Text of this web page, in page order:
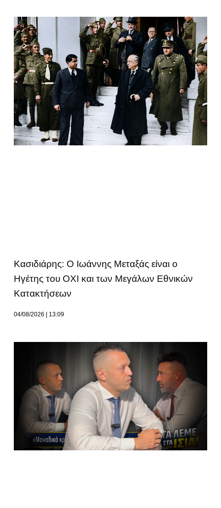
Κασιδιάρης: Ο Ιωάννης Μεταξάς είναι ο
Ηγέτης του ΟΧΙ και των Μεγάλων Εθνικών
Κατακτήσεων
04/08/2026 13:09